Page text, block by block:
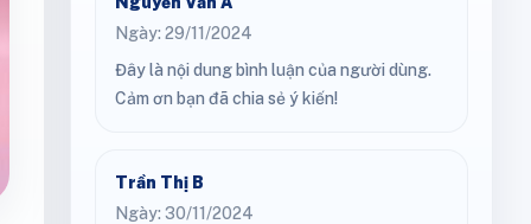
Ngày: 29/11/2024
Đây là nội dung bình luận của người dùng.
Cảm ơn bạn đã chia sẻ ý kiến!
Trần Thị B
Ngày: 30/11/2024